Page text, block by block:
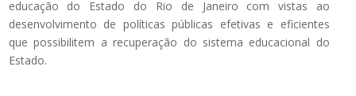
educação do Estado do Rio de Janeiro com vistas ao
desenvolvimento de políticas públicas efetivas e eficientes
que possibilitem a recuperação do sistema educacional do
Estado.